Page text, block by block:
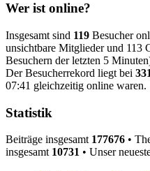
Wer ist online?
Insgesamt sind 119 Besucher
unsichtbare Mitglieder und 113
Besuchern der letzten 5
Der Besucherrekord liegt bei
07:41 gleichzeitig online waren.
Statistik
Beiträge insgesamt 177676 •
insgesamt 10731 • Unser